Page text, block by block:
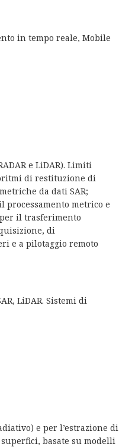
in tempo reale, Mobile
e LiDAR). Limiti
di restituzione di
da dati SAR;
metrico e
il trasferimento
di
e a pilotaggio remoto
LiDAR. Sistemi di
e per l’estrazione di
basate su modelli